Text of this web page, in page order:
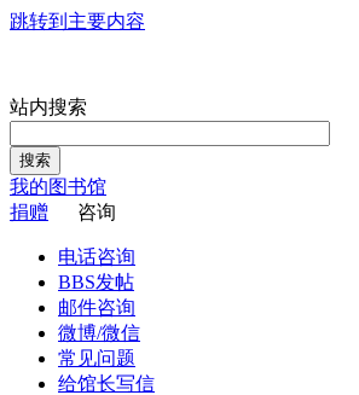
跳转到主要内容
站内搜索
搜索
我的图书馆
捐赠
咨询
电话咨询
BBS发帖
邮件咨询
微博/微信
常见问题
给馆长写信